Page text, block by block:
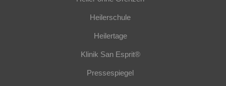
Heilerschule
Heilertage
Klinik San Esprit®
Pressespiegel